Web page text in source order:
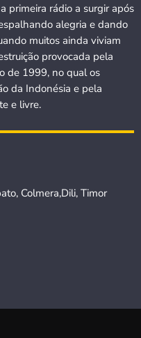
primeira rádio a surgir após
alegria e dando
muitos ainda viviam
provocada pela
de 1999, no qual os
da Indonésia e pela
e livre.
Colmera,Dili, Timor